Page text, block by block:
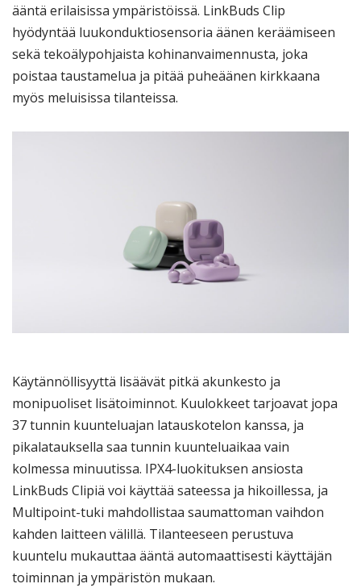
ääntä erilaisissa ympäristöissä. LinkBuds Clip
hyödyntää luukonduktiosensoria äänen keräämiseen
sekä tekoälypohjaista kohinanvaimennusta, joka
poistaa taustamelua ja pitää puheäänen kirkkaana
myös meluisissa tilanteissa.
Käytännöllisyyttä lisäävät pitkä akunkesto ja
monipuoliset lisätoiminnot. Kuulokkeet tarjoavat jopa
37 tunnin kuunteluajan latauskotelon kanssa, ja
pikalatauksella saa tunnin kuunteluaikaa vain
kolmessa minuutissa. IPX4-luokituksen ansiosta
LinkBuds Clipiä voi käyttää sateessa ja hikoillessa, ja
Multipoint-tuki mahdollistaa saumattoman vaihdon
kahden laitteen välillä. Tilanteeseen perustuva
kuuntelu mukauttaa ääntä automaattisesti käyttäjän
toiminnan ja ympäristön mukaan.